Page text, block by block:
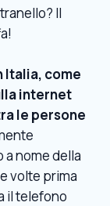
Il
Italia, come
internet
le persone
nome della
volte prima
il telefono